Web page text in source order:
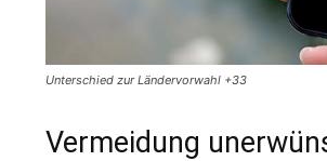
Unterschied zur Ländervorwahl +33
Vermeidung